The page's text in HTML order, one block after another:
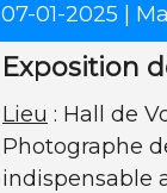
07-01-2025 |
Exposition
Lieu : Hall de
Photographe
indispensable